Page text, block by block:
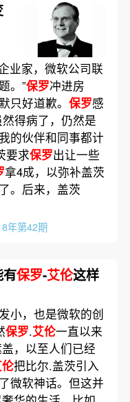
业家，微软公司联
。”保罗冲进房
只好道歉。 保罗感
得病了，仍然是
的伙伴和同事都计
要求保罗出让一些
拿4成，以弥补盖茨
。后来，盖茨
年第42期
保罗-艾伦这样
小，也是微软的创
保罗.艾伦一直以来
，以至人们已经
把比尔.盖茨引入
微软神话。但这并